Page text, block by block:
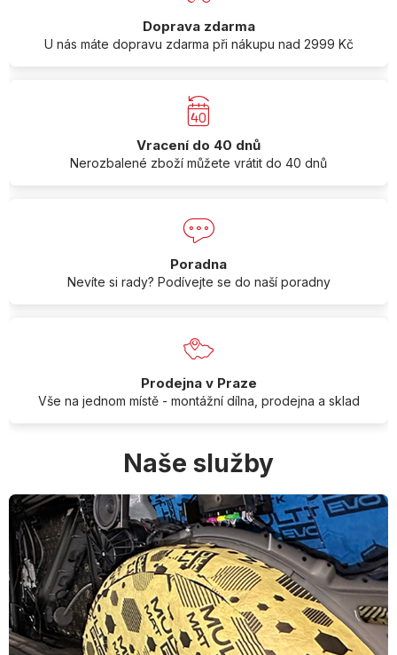
Doprava zdarma
U nás máte dopravu zdarma při nákupu nad 2999 Kč
Vracení do 40 dnů
Nerozbalené zboží můžete vrátit do 40 dnů
Poradna
Nevíte si rady? Podívejte se do naší poradny
Prodejna v Praze
Vše na jednom místě - montážní dílna, prodejna a sklad
Naše služby